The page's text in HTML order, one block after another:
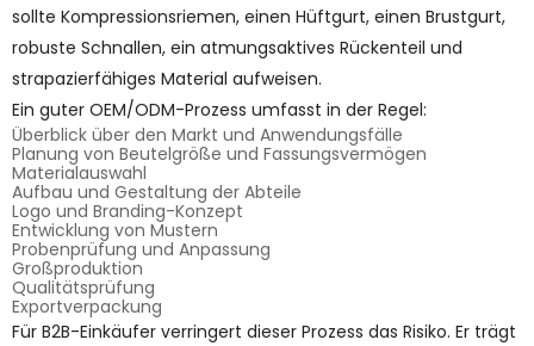
sollte Kompressionsriemen, einen Hüftgurt, einen Brustgurt,
robuste Schnallen, ein atmungsaktives Rückenteil und
strapazierfähiges Material aufweisen.
Ein guter OEM/ODM-Prozess umfasst in der Regel:
Überblick über den Markt und Anwendungsfälle
Planung von Beutelgröße und Fassungsvermögen
Materialauswahl
Aufbau und Gestaltung der Abteile
Logo und Branding-Konzept
Entwicklung von Mustern
Probenprüfung und Anpassung
Großproduktion
Qualitätsprüfung
Exportverpackung
Für B2B-Einkäufer verringert dieser Prozess das Risiko. Er trägt